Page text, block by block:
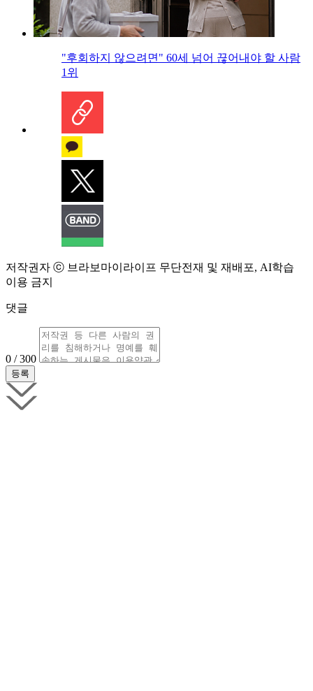
"후회하지 않으려면" 60세 넘어 끊어내야 할 사람
1위
저작권자 ⓒ 브라보마이라이프 무단전재 및 재배포, AI학습
이용 금지
댓글
0 / 300